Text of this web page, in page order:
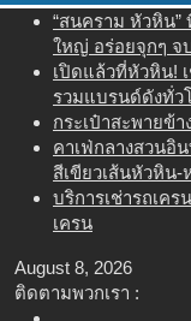
content
“สนคราม หัวหิน”
ใหญ่ อร่อยจุกๆ จ
เปิดแล้วที่หัวหิน!
รวมแบรนด์ดังทั่ว
กระเป๋าสะพายข้
คาเฟ่กลางสวนอิ
สีเขียวเส้นหัวหิน
บริการเช่ารถเคร
เครน
August 8, 2026
ติดตามพวกเรา :